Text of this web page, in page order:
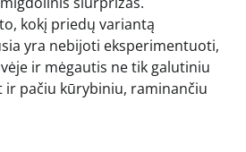
kokį priedų variantą
yra nebijoti eksperimentuoti,
ir mėgautis ne tik galutiniu
pačiu kūrybiniu, raminančiu